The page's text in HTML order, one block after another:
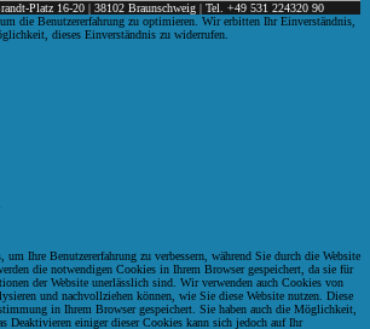
Platz 16-20 | 38102 Braunschweig | Tel. +49 531 224320 90
die Benutzererfahrung zu optimieren. Wir erbitten Ihr Einverständnis,
dieses Einverständnis zu widerrufen.
um Ihre Benutzererfahrung zu verbessern, während Sie durch die Website
die notwendigen Cookies in Ihrem Browser gespeichert, da sie für
der Website unerlässlich sind. Wir verwenden auch Cookies von
und nachvollziehen können, wie Sie diese Website nutzen. Diese
in Ihrem Browser gespeichert. Sie haben auch die Möglichkeit,
Deaktivieren einiger dieser Cookies kann sich jedoch auf Ihr